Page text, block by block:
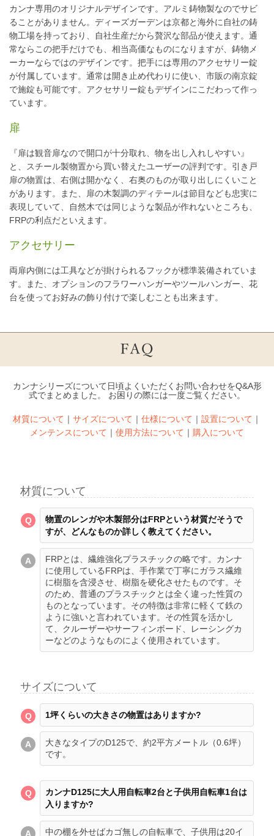
カンナ専用のオリジナルデザインです。アルミ鋳物製なのでサビ
ることがありません。ディーズガーデンは京都と海外に自社の鋳
物工場を持っており、自社生産だから贅沢な部品が使えます。通
常ならこの把手だけでも、相当高価なものになりますが、鋳物メ
ーカーならではのデザインです。把手には専用のアクセサリー錠
が付属しています。通常は開き止め代わりに使い、市販の南京錠
で施錠も可能です。アクセサリー錠もデザインにこだわって作っ
ています。
扉
『扉は観音扉なので開口が十分取れ、物を出し入れしやすい』
と、スチール製物置から買い替えたユーザーの評判です。引き戸
扉の物置は、右側は開かなく、右奥のものが取り出しにくいこと
があります。また、扉の木製調のディテールは節目なども忠実に
表現していて、自然木では同じような製品が作れないところも、
FRPの利点だといえます。
アクセサリー
両扉内側には工具などが掛けられるフックが標準装備されていま
す。また、オプションのフラワーハンガーやツールハンガー、花
台を使ってお好みの飾り付けで楽しむことも出来ます。
カンナシリーズについて日頃よくいただくお問い合わせをQ&A形
式でまとめました。 お困りの際には一度ご覧ください。
材質について ｜ サイズについて ｜ 仕様について ｜ 設置について ｜
メンテンスについて ｜ 使用方法について ｜ 購入について
材質について
物置のレンガや木製部分はFRPという材質だそうで
すが、どんなものか詳しく教えてください。
FRPとは、繊維強化プラスチックの略です。カンナ
に使用しているFRPは、手作業で丁寧にガラス繊維
に樹脂を含浸させ、樹脂を硬化させたものです。そ
のため、普通のプラスチックとは全く違った性質の
ものとなっています。その特徴は非常に軽くて鉄の
ように強いと言われています。その性質を活かし
て、クルーザーやサーフィンボード、レーシングカ
ーなどのようなものによく使用されています。
サイズについて
1坪くらいの大きさの物置はありますか?
大きなタイプのD125で、約2平方メートル（0.6坪）
です。
カンナD125に大人用自転車2台と子供用自転車1台は
入りますか?
中の棚を外せばカゴ無しの自転車で、子供用は20イ